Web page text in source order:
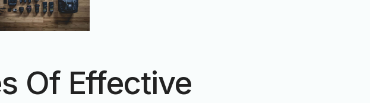
Of Effective